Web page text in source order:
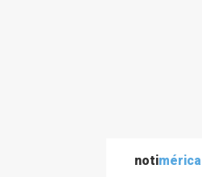
notimérica